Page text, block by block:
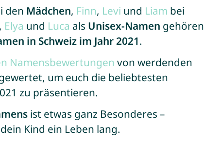
den Mädchen, Finn, Levi und Liam bei
, Elya und Luca als Unisex-Namen gehören
in Schweiz im Jahr 2021.
Namensbewertungen von werdenden
um euch die beliebtesten
zu präsentieren.
ist etwas ganz Besonderes –
Kind ein Leben lang.